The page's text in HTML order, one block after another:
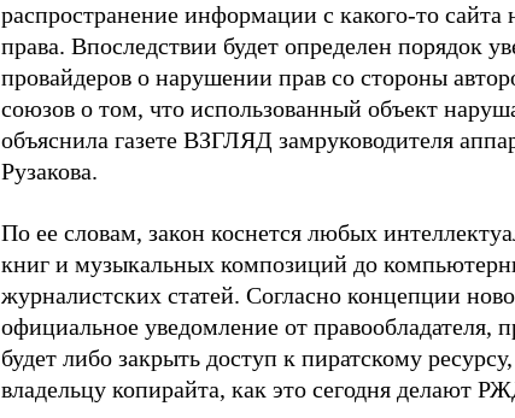
распространение информации с какого-то сайта
права. Впоследствии будет определен порядок
провайдеров о нарушении прав со стороны
союзов о том, что использованный объект
объяснила газете ВЗГЛЯД замруководителя
Рузакова.
По ее словам, закон коснется любых
книг и музыкальных композиций до
журналистских статей. Согласно концепции
официальное уведомление от правообладателя,
будет либо закрыть доступ к пиратскому
владельцу копирайта, как это сегодня делают